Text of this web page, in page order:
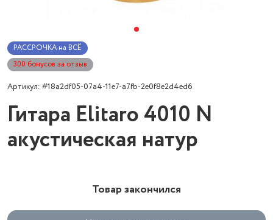
РАССРОЧКА на ВСЁ
300 бонусов за отзыв
Артикул: #18a2df05-07a4-11e7-a7fb-2e0f8e2d4ed6
Гитара Elitaro 4010 N
акустическая натур
Товар закончился